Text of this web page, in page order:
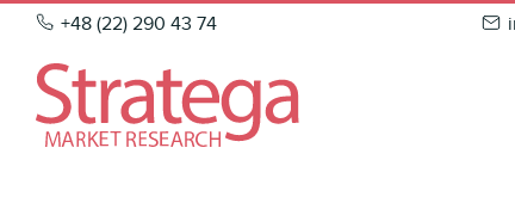
Skip
content
+48 (22) 290 43 74